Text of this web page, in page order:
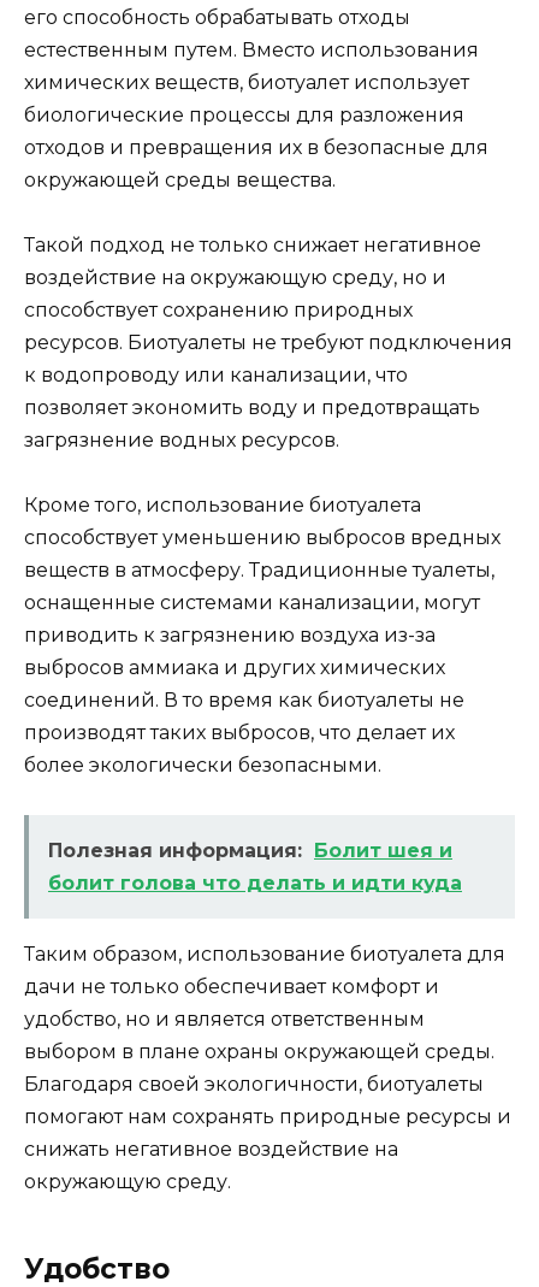
его способность обрабатывать отходы
естественным путем. Вместо использования
химических веществ, биотуалет использует
биологические процессы для разложения
отходов и превращения их в безопасные для
окружающей среды вещества.
Такой подход не только снижает негативное
воздействие на окружающую среду, но и
способствует сохранению природных
ресурсов. Биотуалеты не требуют подключения
к водопроводу или канализации, что
позволяет экономить воду и предотвращать
загрязнение водных ресурсов.
Кроме того, использование биотуалета
способствует уменьшению выбросов вредных
веществ в атмосферу. Традиционные туалеты,
оснащенные системами канализации, могут
приводить к загрязнению воздуха из-за
выбросов аммиака и других химических
соединений. В то время как биотуалеты не
производят таких выбросов, что делает их
более экологически безопасными.
Полезная информация: Болит шея и
болит голова что делать и идти куда
Таким образом, использование биотуалета для
дачи не только обеспечивает комфорт и
удобство, но и является ответственным
выбором в плане охраны окружающей среды.
Благодаря своей экологичности, биотуалеты
помогают нам сохранять природные ресурсы и
снижать негативное воздействие на
окружающую среду.
Удобство